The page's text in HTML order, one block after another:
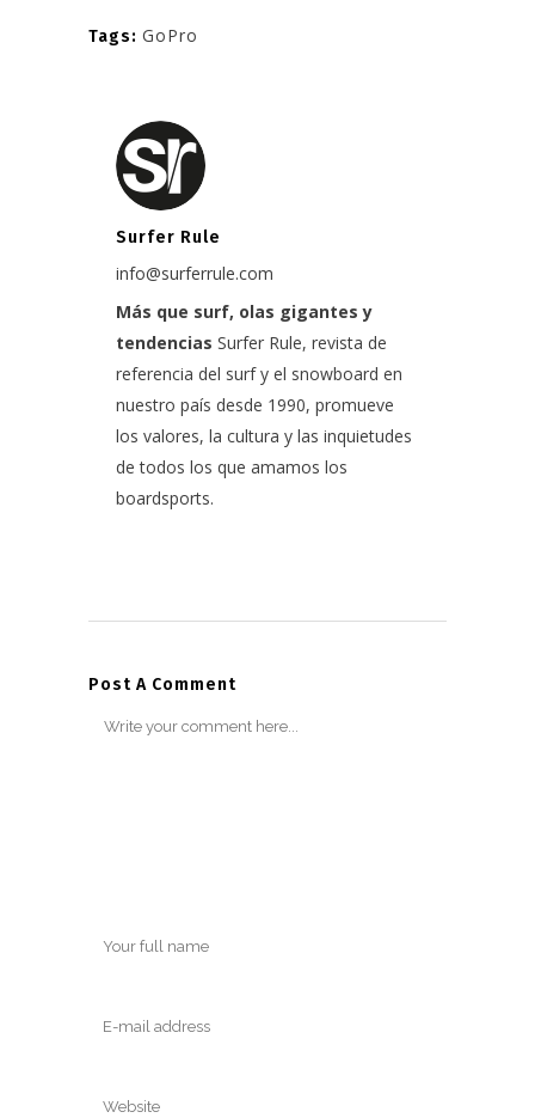
Tags: GoPro
Surfer Rule
info@surferrule.com
Más que surf, olas gigantes y
tendencias Surfer Rule, revista de
referencia del surf y el snowboard en
nuestro país desde 1990, promueve
los valores, la cultura y las inquietudes
de todos los que amamos los
boardsports.
Post A Comment